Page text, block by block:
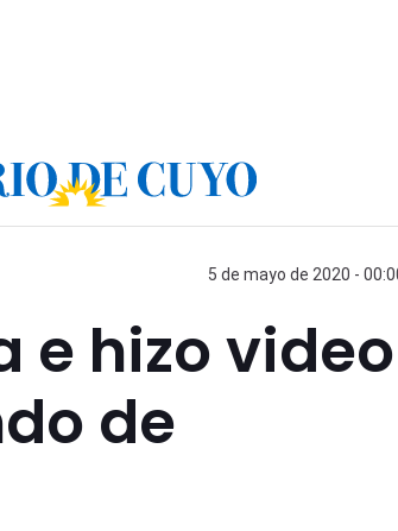
5 de mayo de 2020 -
e hizo video
de